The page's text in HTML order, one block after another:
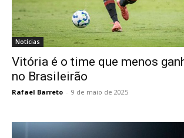
Notícias
Vitória é o time que menos
no Brasileirão
Rafael Barreto - 9 de maio de 2025